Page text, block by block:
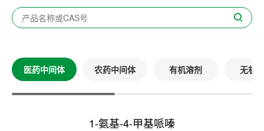
医药中间体 农药中间体 有机溶剂 无机
1-氨基-4-甲基哌嗪